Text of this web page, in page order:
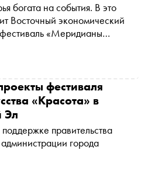
богата на события. В это
Восточный экономический
«Меридианы
«Авангардисты
для развития
и туристического
(предприниматель,
ресторанов «Супра») и
деятель, преподаватель
проект поддержали
ГК «Востокцемент» и
собрал культурные и
фестиваля
«Красота» в
Эл
правительства
города